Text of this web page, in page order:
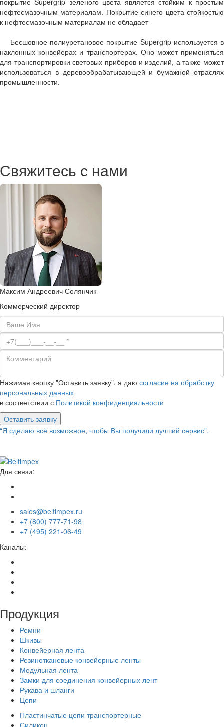
нефтесмазочным материалам. Покрытие синего цвета стойкостью
к нефтесмазочным материалам не обладает
Бесшовное полиуретановое покрытие Supergrip используется в
наклонных конвейерах и транспортерах. Оно может применяться
для транспортировки световых приборов и изделий, а также может
использоваться в деревообрабатывающей и бумажной отраслях
промышленности.
Свяжитесь с нами
Максим Андреевич Селянчик
Коммерческий директор
Нажимая кнопку "Оставить заявку", я даю согласие на обработку
персональных данных
в соответствии с Политикой конфиденциальности
Оставить заявку
“Я сделаю всё возможное, чтобы Вы получили лучший сервис”.
Для связи:
sales@beltimpex.ru
+7 (800) 777-71-98
+7 (495) 221-06-49
Каналы:
Продукция
Ремни
Шкивы
Конвейерная лента
Резинотканевые конвейерные ленты
Модульная лента
Замки для соединения конвейерных лент
Рукава и шланги
Цепи
Пластинчатые цепи транспортерные